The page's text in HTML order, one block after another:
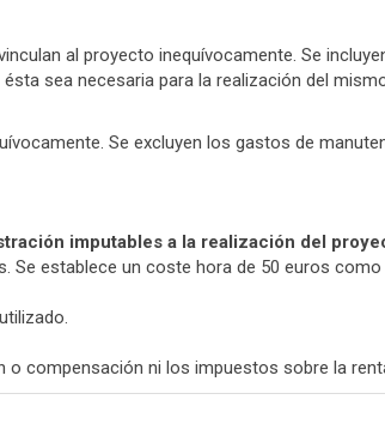
al proyecto inequívocamente. Se
sea necesaria para la realización del
Se excluyen los gastos de
imputables a la realización del
establece un coste hora de 50 euros
compensación ni los impuestos sobre la